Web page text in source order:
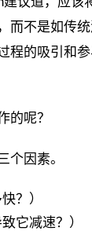
而不是如传统
程的吸引和参
的呢？
个因素。
？）
它减速？）